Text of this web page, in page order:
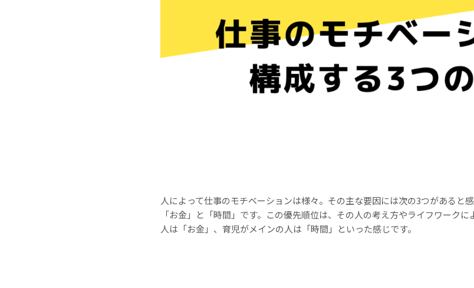
人によって仕事のモチベーションは様々。その主な要因には次の3つがあると
「お金」と「時間」です。この優先順位は、その人の考え方やライフワーク
人は「お金」、育児がメインの人は「時間」といった感じです。